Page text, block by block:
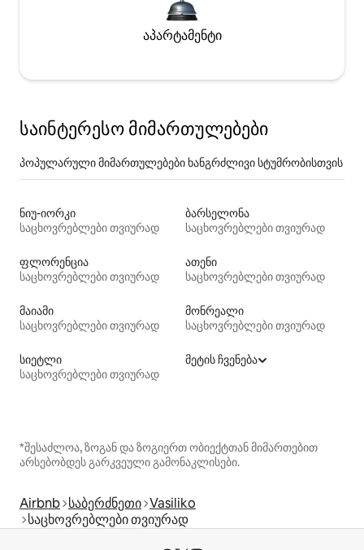
აპარტამენტი
საინტერესო მიმართულებები
პოპულარული მიმართულებები ხანგრძლივი სტუმრობისთვის
ნიუ-იორკი
საცხოვრებლები თვიურად
ბარსელონა
საცხოვრებლები თვიურად
ფლორენცია
საცხოვრებლები თვიურად
ათენი
საცხოვრებლები თვიურად
მაიამი
საცხოვრებლები თვიურად
მონრეალი
საცხოვრებლები თვიურად
სიეტლი
საცხოვრებლები თვიურად
მეტის ჩვენება
*შესაძლოა, ზოგან და ზოგიერთ ობიექტთან მიმართებით
არსებობდეს გარკვეული გამონაკლისები.
Airbnb საბერძნეთი Vasiliko
საცხოვრებლები თვიურად